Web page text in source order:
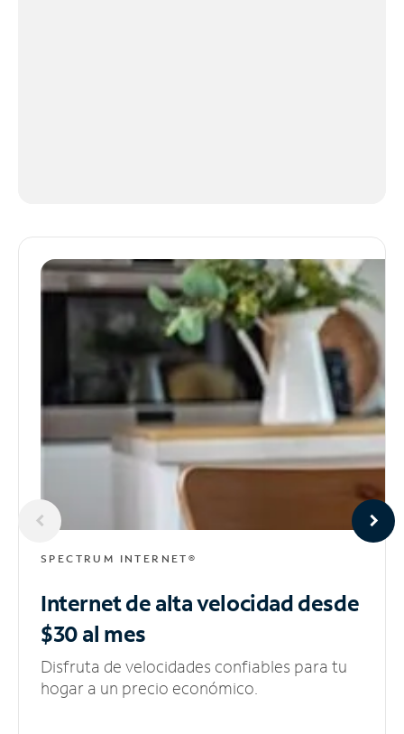
SPECTRUM INTERNET®
Internet de alta velocidaddesde
$30 al mes
Disfruta de velocidades confiables para tu
hogar a un precio económico.